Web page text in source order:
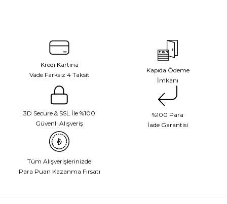
Kredi Kartına
Vade Farksız 4 Taksit
Kapıda Ödeme
İmkanı
3D Secure & SSL İle %100
Güvenli Alışveriş
%100 Para
İade Garantisi
Tüm Alışverişlerinizde
Para Puan Kazanma Fırsatı